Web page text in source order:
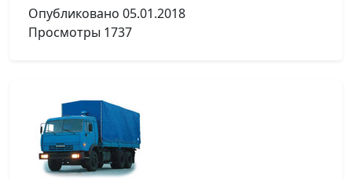
Опубликовано 05.01.2018
Просмотры 1737